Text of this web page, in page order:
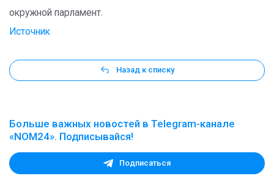
окружной парламент.
Источник
Назад к списку
Больше важных новостей в Telegram-канале
«NOM24». Подписывайся!
Подписаться